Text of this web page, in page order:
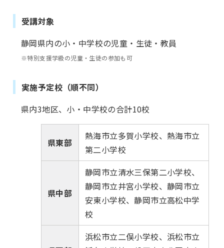
受講対象
静岡県内の小・中学校の児童・生徒・教員
※特別支援学級の児童・生徒の参加も可
実施予定校（順不同）
県内3地区、小・中学校の合計10校
県東部
熱海市立多賀小学校、熱海市立
第二小学校
県中部
静岡市立清水三保第二小学校、
静岡市立井宮小学校、静岡市立
安東小学校、静岡市立高松中学
校
浜松市立二俣小学校、浜松市立